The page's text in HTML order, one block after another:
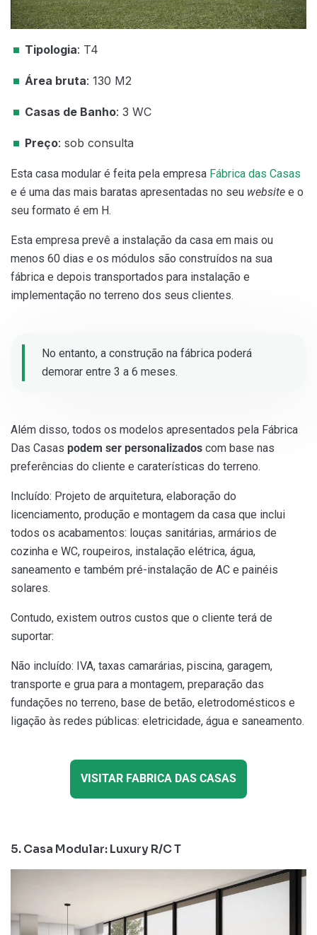
Tipologia: T4
Área bruta: 130 M2
Casas de Banho: 3 WC
Preço: sob consulta
Esta casa modular é feita pela empresa Fábrica das Casas
e é uma das mais baratas apresentadas no seu website e o
seu formato é em H.
Esta empresa prevê a instalação da casa em mais ou
menos 60 dias e os módulos são construídos na sua
fábrica e depois transportados para instalação e
implementação no terreno dos seus clientes.
No entanto, a construção na fábrica poderá
demorar entre 3 a 6 meses.
Além disso, todos os modelos apresentados pela Fábrica
Das Casas podem ser personalizados com base nas
preferências do cliente e caraterísticas do terreno.
Incluído: Projeto de arquitetura, elaboração do
licenciamento, produção e montagem da casa que inclui
todos os acabamentos: louças sanitárias, armários de
cozinha e WC, roupeiros, instalação elétrica, água,
saneamento e também pré-instalação de AC e painéis
solares.
Contudo, existem outros custos que o cliente terá de
suportar:
Não incluído: IVA, taxas camarárias, piscina, garagem,
transporte e grua para a montagem, preparação das
fundações no terreno, base de betão, eletrodomésticos e
ligação às redes públicas: eletricidade, água e saneamento.
VISITAR FABRICA DAS CASAS
5. Casa Modular: Luxury R/C T